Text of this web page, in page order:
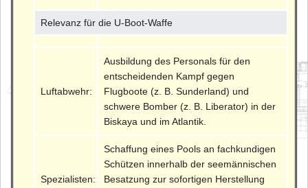
Relevanz für die U-Boot-Waffe
Luftabwehr:
Ausbildung des Personals für den
entscheidenden Kampf gegen
Flugboote (z. B. Sunderland) und
schwere Bomber (z. B. Liberator) in der
Biskaya und im Atlantik.
Spezialisten:
Schaffung eines Pools an fachkundigen
Schützen innerhalb der seemännischen
Besatzung zur sofortigen Herstellung